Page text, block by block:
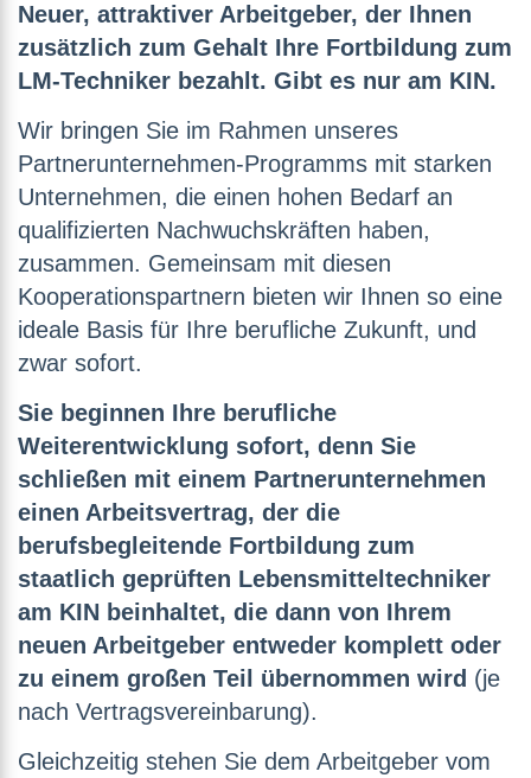
Neuer, attraktiver Arbeitgeber, der Ihnen
zusätzlich zum Gehalt Ihre Fortbildung zum
LM-Techniker bezahlt. Gibt es nur am KIN.
Wir bringen Sie im Rahmen unseres
Partnerunternehmen-Programms mit starken
Unternehmen, die einen hohen Bedarf an
qualifizierten Nachwuchskräften haben,
zusammen. Gemeinsam mit diesen
Kooperationspartnern bieten wir Ihnen so eine
ideale Basis für Ihre berufliche Zukunft, und
zwar sofort.
Sie beginnen Ihre berufliche
Weiterentwicklung sofort, denn Sie
schließen mit einem Partnerunternehmen
einen Arbeitsvertrag, der die
berufsbegleitende Fortbildung zum
staatlich geprüften Lebensmitteltechniker
am KIN beinhaltet, die dann von Ihrem
neuen Arbeitgeber entweder komplett oder
zu einem großen Teil übernommen wird (je
nach Vertragsvereinbarung).
Gleichzeitig stehen Sie dem Arbeitgeber vom